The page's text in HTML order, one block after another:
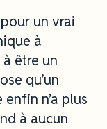
un vrai
à
à être un
qu’un
n’a plus
à aucun